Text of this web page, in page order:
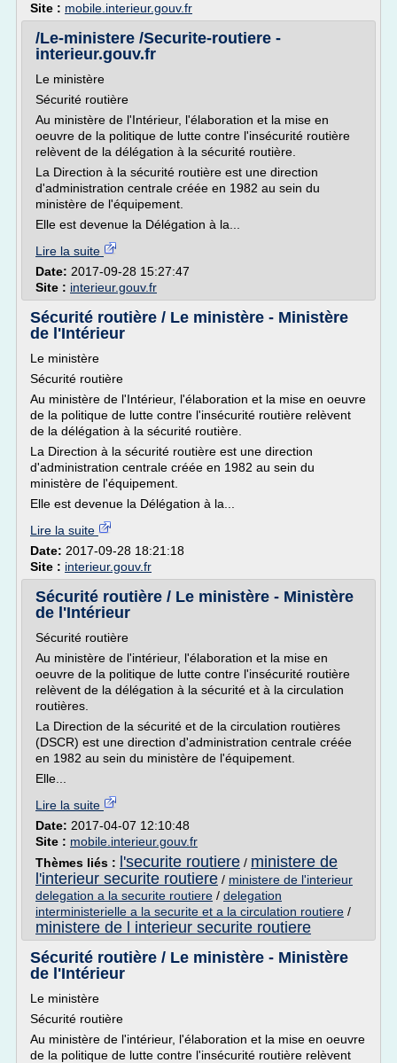
Site : mobile.interieur.gouv.fr
/Le-ministere /Securite-routiere -
interieur.gouv.fr
Le ministère
Sécurité routière
Au ministère de l'Intérieur, l'élaboration et la mise en
oeuvre de la politique de lutte contre l'insécurité routière
relèvent de la délégation à la sécurité routière.
La Direction à la sécurité routière est une direction
d'administration centrale créée en 1982 au sein du
ministère de l'équipement.
Elle est devenue la Délégation à la...
Lire la suite
Date: 2017-09-28 15:27:47
Site : interieur.gouv.fr
Sécurité routière / Le ministère - Ministère
de l'Intérieur
Le ministère
Sécurité routière
Au ministère de l'Intérieur, l'élaboration et la mise en oeuvre
de la politique de lutte contre l'insécurité routière relèvent
de la délégation à la sécurité routière.
La Direction à la sécurité routière est une direction
d'administration centrale créée en 1982 au sein du
ministère de l'équipement.
Elle est devenue la Délégation à la...
Lire la suite
Date: 2017-09-28 18:21:18
Site : interieur.gouv.fr
Sécurité routière / Le ministère - Ministère
de l'Intérieur
Sécurité routière
Au ministère de l'intérieur, l'élaboration et la mise en
oeuvre de la politique de lutte contre l'insécurité routière
relèvent de la délégation à la sécurité et à la circulation
routières.
La Direction de la sécurité et de la circulation routières
(DSCR) est une direction d'administration centrale créée
en 1982 au sein du ministère de l'équipement.
Elle...
Lire la suite
Date: 2017-04-07 12:10:48
Site : mobile.interieur.gouv.fr
Thèmes liés :
l'securite routiere / ministere de
l'interieur securite routiere / ministere de l'interieur
delegation a la securite routiere / delegation
interministerielle a la securite et a la circulation routiere /
ministere de l interieur securite routiere
Sécurité routière / Le ministère - Ministère
de l'Intérieur
Le ministère
Sécurité routière
Au ministère de l'intérieur, l'élaboration et la mise en oeuvre
de la politique de lutte contre l'insécurité routière relèvent